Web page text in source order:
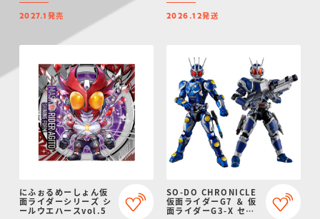
2027.1 発売
ル）
2026.12発送
にふぉるめーしょん仮
面ライダーシリーズ シ
ールウエハースvol.5
SO-DO CHRONICLE
仮面ライダーG7 ＆ 仮
面ライダーG3-X セッ